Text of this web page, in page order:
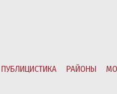
ПУБЛИЦИСТИКА РАЙОНЫ